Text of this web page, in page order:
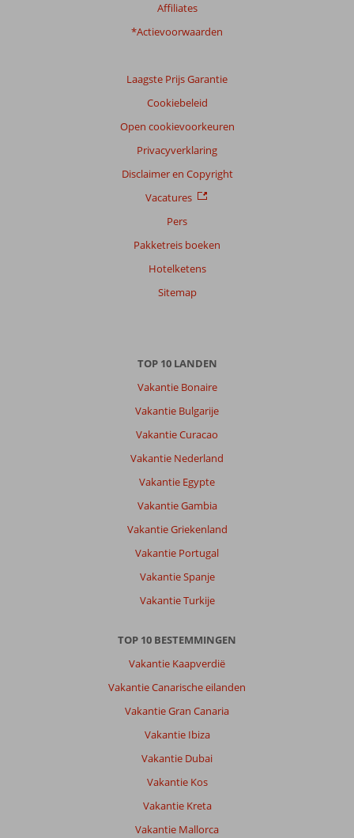
Affiliates
*Actievoorwaarden
Laagste Prijs Garantie
Cookiebeleid
Open cookievoorkeuren
Privacyverklaring
Disclaimer en Copyright
Vacatures
Pers
Pakketreis boeken
Hotelketens
Sitemap
TOP 10 LANDEN
Vakantie Bonaire
Vakantie Bulgarije
Vakantie Curacao
Vakantie Nederland
Vakantie Egypte
Vakantie Gambia
Vakantie Griekenland
Vakantie Portugal
Vakantie Spanje
Vakantie Turkije
TOP 10 BESTEMMINGEN
Vakantie Kaapverdië
Vakantie Canarische eilanden
Vakantie Gran Canaria
Vakantie Ibiza
Vakantie Dubai
Vakantie Kos
Vakantie Kreta
Vakantie Mallorca